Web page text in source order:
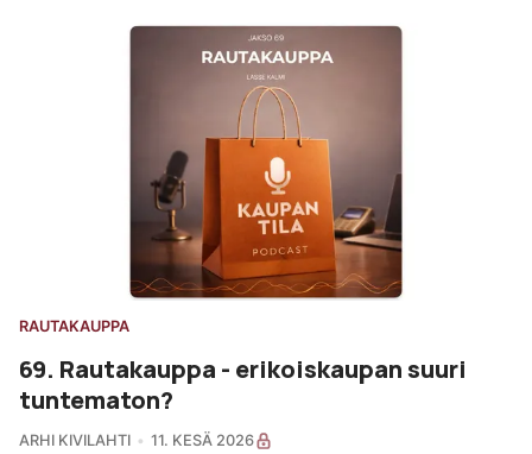
RAUTAKAUPPA
69. Rautakauppa - erikoiskaupan suuri
tuntematon?
ARHI KIVILAHTI 11. KESÄ 2026